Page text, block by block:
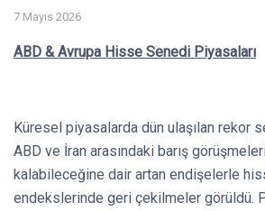
7 Mayıs 2026
ABD & Avrupa Hisse Senedi Piyasaları
Küresel piyasalarda dün ulaşılan rekor
ABD ve İran arasındaki barış
kalabileceğine dair artan endişelerle
endekslerinde geri çekilmeler görüldü.